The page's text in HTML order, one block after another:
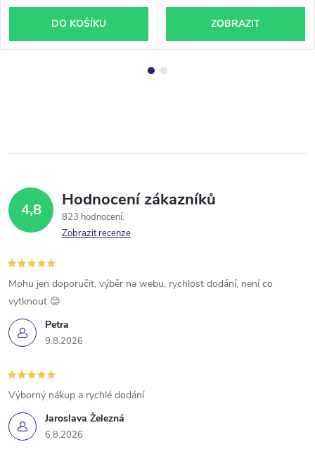
DO KOŠÍKU ZOBRAZIT
4,8 Hodnocení zákazníků
823 hodnocení
Zobrazit recenze
Petra
9.8.2026
Mohu jen doporučit, výběr na webu, rychlost dodání, není co
vytknout 😊
Jaroslava Železná
6.8.2026
Výborný nákup a rychlé dodání